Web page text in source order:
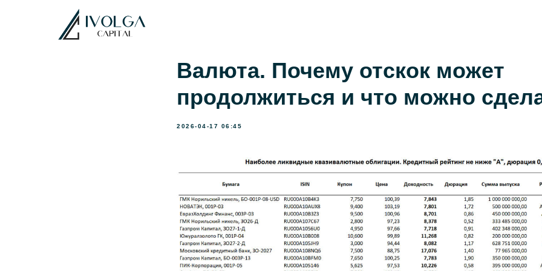
Валюта. Почему отскок может
продолжиться и что можно
2026-04-17 06:45